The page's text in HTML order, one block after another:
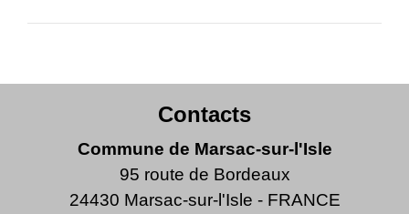
Contacts
Commune de Marsac-sur-l'Isle
95 route de Bordeaux
24430 Marsac-sur-l'Isle - FRANCE